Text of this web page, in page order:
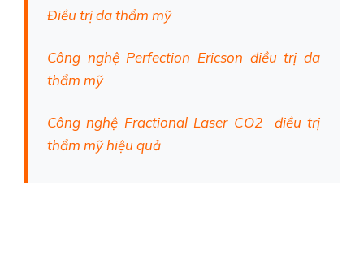
Điều trị da thẩm mỹ
Công nghệ Perfection Ericson điều trị da
thẩm mỹ
Công nghệ Fractional Laser CO2 điều trị
thẩm mỹ hiệu quả